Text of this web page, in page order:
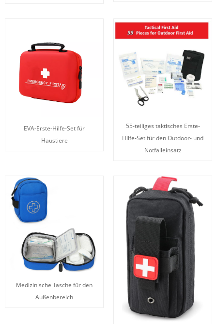
EVA-Erste-Hilfe-Set für
Haustiere
55-teiliges taktisches Erste-
Hilfe-Set für den Outdoor- und
Notfalleinsatz
Medizinische Tasche für den
Außenbereich